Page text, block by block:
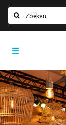
Home
Agenda
Deals
Party pics
Nieuws,